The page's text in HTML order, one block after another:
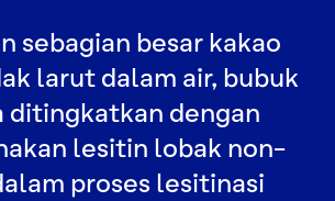
sebagian besar kakao
larut dalam air, bubuk
ditingkatkan dengan
lesitin lobak non-
proses lesitinasi